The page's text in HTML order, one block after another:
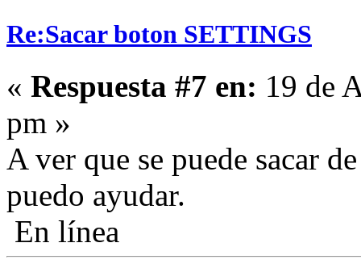
Re:Sacar boton SETTINGS
« Respuesta #7 en: 19 de
pm »
A ver que se puede sacar
puedo ayudar.
En línea